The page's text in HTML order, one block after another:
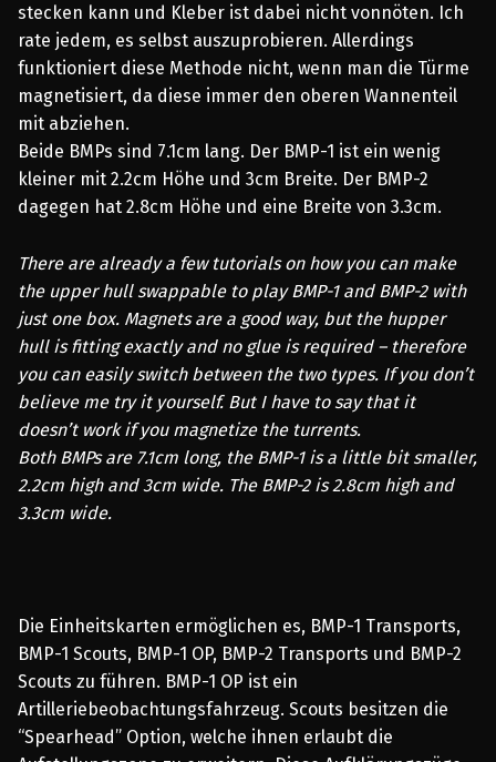
stecken kann und Kleber ist dabei nicht vonnöten. Ich
rate jedem, es selbst auszuprobieren. Allerdings
funktioniert diese Methode nicht, wenn man die Türme
magnetisiert, da diese immer den oberen Wannenteil
mit abziehen.
Beide BMPs sind 7.1cm lang. Der BMP-1 ist ein wenig
kleiner mit 2.2cm Höhe und 3cm Breite. Der BMP-2
dagegen hat 2.8cm Höhe und eine Breite von 3.3cm.
There are already a few tutorials on how you can make
the upper hull swappable to play BMP-1 and BMP-2 with
just one box. Magnets are a good way, but the hupper
hull is fitting exactly and no glue is required – therefore
you can easily switch between the two types. If you don’t
believe me try it yourself. But I have to say that it
doesn’t work if you magnetize the turrents.
Both BMPs are 7.1cm long, the BMP-1 is a little bit smaller,
2.2cm high and 3cm wide. The BMP-2 is 2.8cm high and
3.3cm wide.
Die Einheitskarten ermöglichen es, BMP-1 Transports,
BMP-1 Scouts, BMP-1 OP, BMP-2 Transports und BMP-2
Scouts zu führen. BMP-1 OP ist ein
Artilleriebeobachtungsfahrzeug. Scouts besitzen die
“Spearhead” Option, welche ihnen erlaubt die